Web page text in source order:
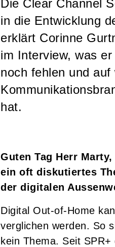
Die Clear Channel
in die Entwicklung
erklärt Corinne
im Interview, was
noch fehlen und
hat.
Guten Tag Herr
ein oft diskutiertes
der digitalen
Digital Out-of-Home
verglichen werden. So
kein Thema. Seit